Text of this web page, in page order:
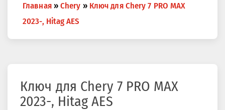
здесь
Главная » Chery » Ключ для Chery 7 PRO MAX
2023-, Hitag AES
Ключ для Chery 7 PRO MAX
2023-, Hitag AES